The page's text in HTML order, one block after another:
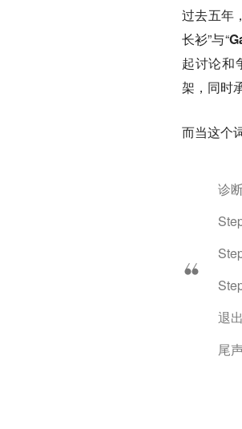
过去五年
长衫”与“
起讨论和
架，同时
而当这个
诊
退
尾